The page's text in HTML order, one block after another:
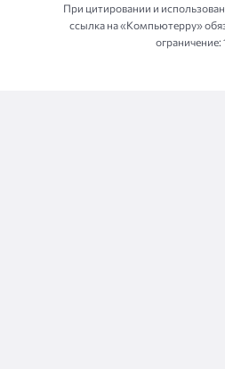
При цитировании и
ссылка на «Компьютерру»
ограничение: